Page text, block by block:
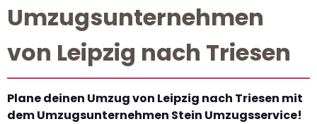
Umzugsunternehmen
von Leipzig nach Triesen
Plane deinen Umzug von Leipzig nach Triesen mit
dem Umzugsunternehmen Stein Umzugsservice!